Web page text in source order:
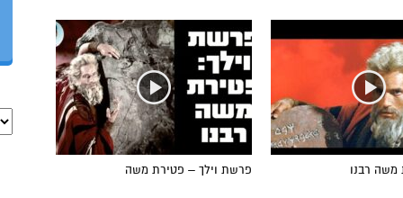
פרשת וילך – פטירת משה משה רבנו